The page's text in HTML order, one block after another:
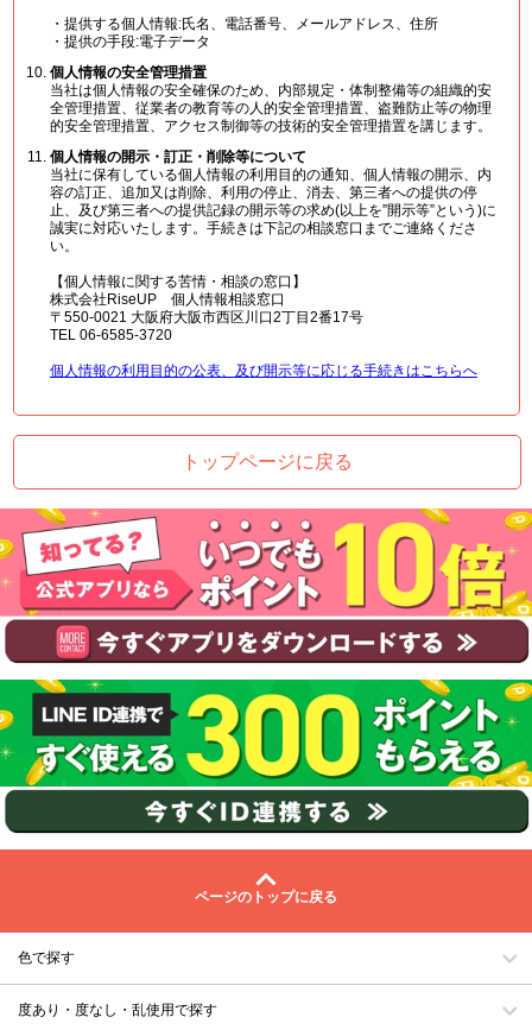
・提供する個人情報:氏名、電話番号、メールアドレス、住所
・提供の手段:電子データ
個人情報の安全管理措置
当社は個人情報の安全確保のため、内部規定・体制整備等の組織的安
全管理措置、従業者の教育等の人的安全管理措置、盗難防止等の物理
的安全管理措置、アクセス制御等の技術的安全管理措置を講じます。
個人情報の開示・訂正・削除等について
当社に保有している個人情報の利用目的の通知、個人情報の開示、内
容の訂正、追加又は削除、利用の停止、消去、第三者への提供の停
止、及び第三者への提供記録の開示等の求め(以上を”開示等”という)に
誠実に対応いたします。手続きは下記の相談窓口までご連絡くださ
い。
【個人情報に関する苦情・相談の窓口】
株式会社RiseUP 個人情報相談窓口
〒550-0021 大阪府大阪市西区川口2丁目2番17号
TEL 06-6585-3720
個人情報の利用目的の公表、及び開示等に応じる手続きはこちらへ
トップページに戻る
ページのトップに戻る
色で探す
度あり・度なし・乱使用で探す